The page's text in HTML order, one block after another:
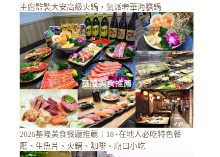
主廚監製大安高級火鍋，氣派奢華海膽鍋
2026基隆美食餐廳推薦｜18+在地人必吃特色餐
廳、生魚片、火鍋、咖啡、廟口小吃